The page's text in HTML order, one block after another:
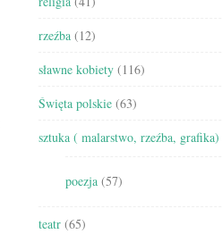
rzeźba (12)
sławne kobiety (116)
Święta polskie (63)
sztuka ( malarstwo, rzeźba, grafika)
poezja (57)
teatr (65)